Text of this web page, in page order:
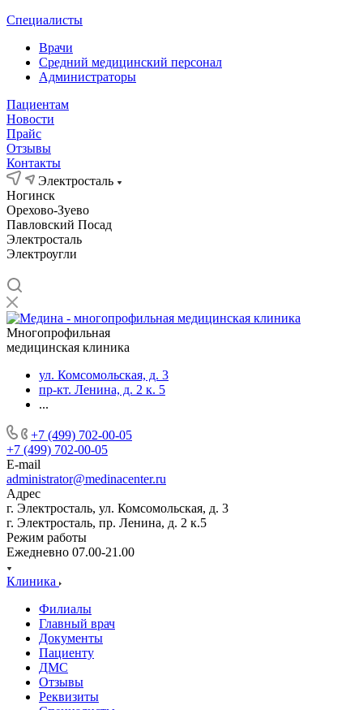
Специалисты
Врачи
Средний медицинский персонал
Администраторы
Пациентам
Новости
Прайс
Отзывы
Контакты
Электросталь
Ногинск
Орехово-Зуево
Павловский Посад
Электросталь
Электроугли
Многопрофильная
медицинская клиника
ул. Комсомольская, д. 3
пр-кт. Ленина, д. 2 к. 5
...
+7 (499) 702-00-05
+7 (499) 702-00-05
E-mail
administrator@medinacenter.ru
Адрес
г. Электросталь, ул. Комсомольская, д. 3
г. Электросталь, пр. Ленина, д. 2 к.5
Режим работы
Ежедневно 07.00-21.00
Клиника
Филиалы
Главный врач
Документы
Пациенту
ДМС
Отзывы
Реквизиты